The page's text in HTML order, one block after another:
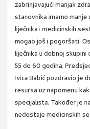
zabrinjavajući manjak
stanovnika imamo
liječnika i medicinskih
mogao još i pogoršati.
liječnika u dobnoj skupini
55 do 60 godina.
Ivica Babić pozdravio je
resursa uz napomenu
specijalista. Također je
nedostaje medicinskih